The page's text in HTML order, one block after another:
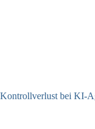
Kontrollverlust bei KI-